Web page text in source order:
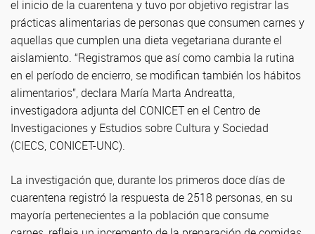
el inicio de la cuarentena y tuvo por objetivo registrar las
prácticas alimentarias de personas que consumen carnes y
aquellas que cumplen una dieta vegetariana durante el
aislamiento. “Registramos que así como cambia la rutina
en el período de encierro, se modifican también los hábitos
alimentarios”, declara María Marta Andreatta,
investigadora adjunta del CONICET en el Centro de
Investigaciones y Estudios sobre Cultura y Sociedad
(CIECS, CONICET-UNC).
La investigación que, durante los primeros doce días de
cuarentena registró la respuesta de 2518 personas, en su
mayoría pertenecientes a la población que consume